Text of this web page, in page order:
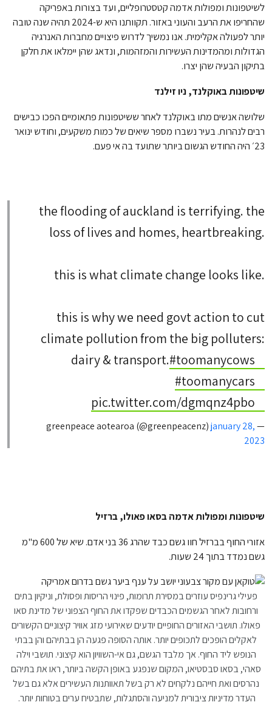
לשיטפונות ומפולות אדמה קטסטרופליים, ועד בצורות באפריקה
שהחריפו את הרעב והעוני באזור. תקוותנו היא ש-2024 תהיה שנה טובה
יותר לפעולה אקלימית. אנו נמשיך לדרוש פיצויים מחברות האנרגיה
הגדולות ומהמדינות העשירות והמזהמות, ונדאג שהן יימלאו את חלקן
בתיקון הבעיה שהן יצרו.
שיטפונות באוקלנד, ניו זילנד
שלושה אנשים מתו באוקלנד לאחר ששיטפונות פתאומיים הפכו כבישים
רבים לנהרות. בעיר נשברו מספר שיאים של כמות משקעים, וחודש ינואר
23׳ היה החודש הגשום ביותר שתועד בה אי פעם.
the flooding of auckland is terrifying. the
loss of lives and homes, heartbreaking.
this is what climate change looks like.
this is why we need govt action to cut
climate pollution from the big polluters:
dairy & transport.#toomanycows
#toomanycars
pic.twitter.com/dgmqnz4pbo
— greenpeace aotearoa (@greenpeacenz)
january 28,
2023
שיטפונות ומפולות אדמה בסאו פאולו, ברזיל
אזורי החוף בברזיל חוו גשם כבד שהרג 36 בני אדם. שיא של 600 מ"מ
גשם נמדד בתוך 24 שעות.
פעילי גרינפיס עוזרים במסירת תרומות, פינוי הריסות ופסולת, וניקיון בתים
ורחובות לאחר הגשמים הכבדים שפקדו את החוף הצפוני של מדינת סאו
פאולו. תושבי האזורים החופיים יודעים שאירועי מזג אוויר קיצוניים הקשורים
לאקלים הופכים לתכופים יותר. אותה הסופה פגעה הן בבתיהם והן בבתי
הנופש ליד החוף. אך מלבד הגשם, גם אי-השוויון הוא קיצוני. תושבי וילה
סאהי, בסאו סבסטיאו, המקום שנפגע באופן הקשה ביותר, ראו את בתיהם
נהרסים ואת חייהם נלקחים לא רק בשל תאוותנות העשירים אלא גם בשל
העדר מדיניות ציבורית למניעה והסתגלות, שתבטיח ערים בטוחות יותר.